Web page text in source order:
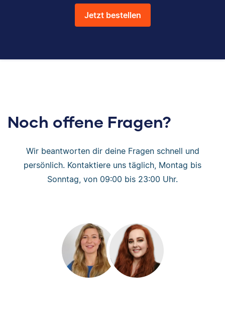
Jetzt bestellen
Noch offene Fragen?
Wir beantworten dir deine Fragen schnell und
persönlich. Kontaktiere uns täglich, Montag bis
Sonntag, von 09:00 bis 23:00 Uhr.